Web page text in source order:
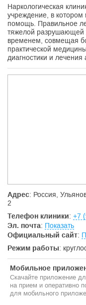
Наркологическая
учреждение, в
помощь. Правильное
тяжелой разрушающей
временем, совмещая
практической
диагностики и лечения
Адрес: Россия,
2
Телефон клиники: +7
Эл. почта: Показать
Официальный сайт:
Режим работы:
Мобильное
Скачайте приложение
на прием и оперативно
для мобильного